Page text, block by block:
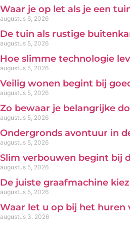
Waar je op let als je een
augustus 6, 2026
De tuin als rustige
augustus 5, 2026
Hoe slimme technologie
augustus 5, 2026
Veilig wonen begint bij
augustus 5, 2026
Zo bewaar je belangrijke
augustus 5, 2026
Ondergronds avontuur in
augustus 5, 2026
Slim verbouwen begint bij
augustus 5, 2026
De juiste graafmachine
augustus 5, 2026
Waar let u op bij het huren
augustus 3, 2026